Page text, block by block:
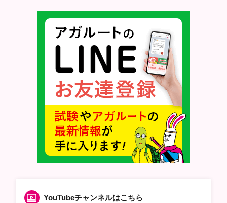
YouTubeチャンネルはこちら